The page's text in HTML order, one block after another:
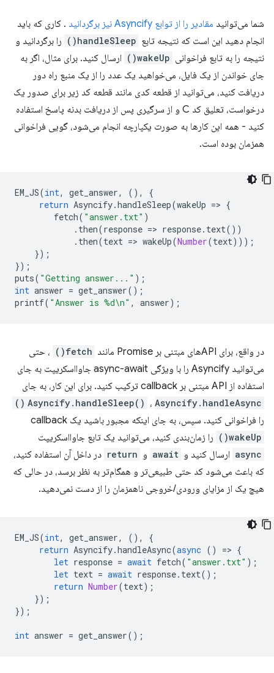
شما می‌توانید مقادیر را از توابع Asyncify نیز برگردانید
. کاری که باید
انجام دهید این است که نتیجه تابع handleSleep()
را برگردانید و
نتیجه را به تابع فراخوانی wakeUp()
ارسال کنید. برای مثال، اگر به
جای خواندن از یک فایل، می‌خواهید یک عدد را از یک منبع راه دور
دریافت کنید، می‌توانید از قطعه کدی مانند قطعه کد زیر برای صدور یک
درخواست، تعلیق کد C و از سرگیری پس از دریافت بدنه پاسخ استفاده
کنید - همه این کارها به صورت یکپارچه انجام می‌شود، گویی فراخوانی
همزمان بوده است.
EM_JS(int, get_answer, (),
{
return Asyncify.handleSleep(wakeUp => {
fetch( "answer.txt" )
. then(response => response. text())
. then(text => wakeUp(Number(text)));
});
});
puts( "Getting answer..." );
int answer = get_answer();
printf( "Answer is %d\n" , answer);
در واقع، برای APIهای مبتنی بر Promise مانند fetch()
، حتی
می‌توانید Asyncify را با ویژگی async-await جاوااسکریپت به جای
استفاده از API مبتنی بر callback ترکیب کنید. برای این کار، به جای
Asyncify.handleSleep() ، Asyncify.handleAsync()
را فراخوانی کنید. سپس، به جای اینکه مجبور باشید یک callback
wakeUp() را زمان‌بندی کنید، می‌توانید یک تابع جاوااسکریپت
async ارسال کنید و await و return در داخل آن استفاده کنید،
که باعث می‌شود کد حتی طبیعی‌تر و همگام‌تر به نظر برسد، در حالی که
هیچ یک از مزایای ورودی/خروجی ناهمزمان را از دست نمی‌دهید.
EM_JS(int, get_answer, (),
{
return Asyncify.handleAsync(async () => {
let response = await fetch( "answer.txt" );
let text = await response. text();
return Number(text);
});
});
int answer = get_answer();